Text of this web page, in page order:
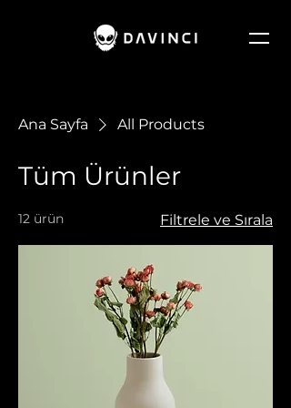
Ana Sayfa All Products
Tüm Ürünler
12 ürün Filtrele ve Sırala